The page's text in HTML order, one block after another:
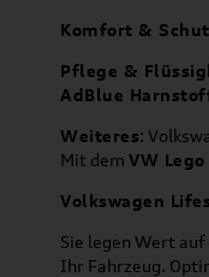
Komfort &
Pflege &
AdBlue
Weiteres:
Mit dem VW
Volkswagen
Sie legen Wert
Ihr Fahrzeug.